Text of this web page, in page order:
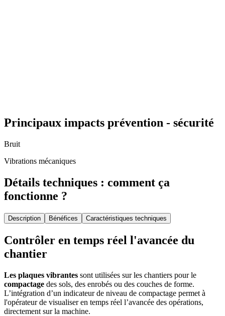
Principaux impacts prévention - sécurité
Bruit
Vibrations mécaniques
Détails techniques : comment ça
fonctionne ?
Description Bénéfices Caractéristiques techniques
Contrôler en temps réel l'avancée du
chantier
Les plaques vibrantes sont utilisées sur les chantiers pour le
compactage des sols, des enrobés ou des couches de forme.
L’intégration d’un indicateur de niveau de compactage permet à
l'opérateur de visualiser en temps réel l’avancée des opérations,
directement sur la machine.